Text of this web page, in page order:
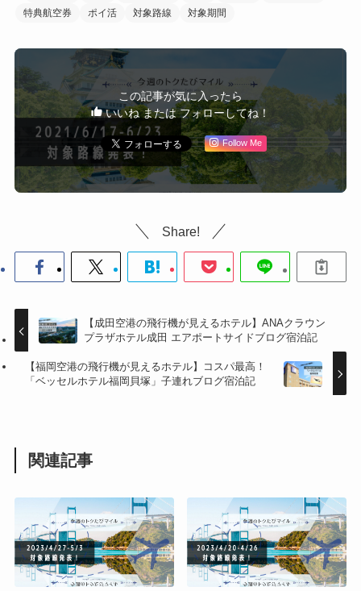
特典航空券
ポイ活 対象路線 対象期間
この記事が気に入ったら
いいね または フォローしてね！
Follow Me
Share!
【成田空港の飛行機が見えるホテル】ANAクラウン
プラザホテル成田 エアポートサイドブログ宿泊記
【福岡空港の飛行機が見えるホテル】コスパ最高！
「ベッセルホテル福岡貝塚」子連れブログ宿泊記
関連記事